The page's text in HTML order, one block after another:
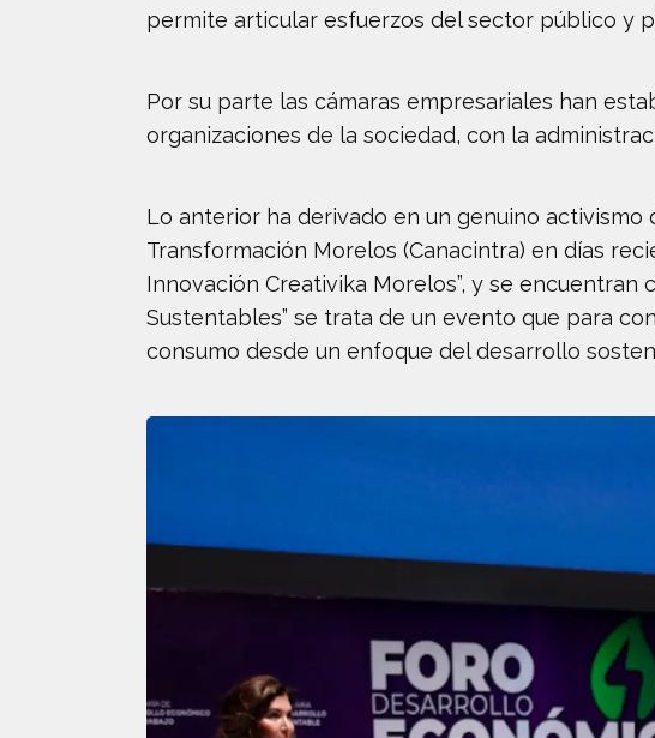
permite articular esfuerzos del sector público y
Por su parte las cámaras empresariales han
organizaciones de la sociedad, con la
Lo anterior ha derivado en un genuino activismo
Transformación Morelos (Canacintra) en días
Innovación Creativika Morelos”, y se encuentran
Sustentables” se trata de un evento que para
consumo desde un enfoque del desarrollo